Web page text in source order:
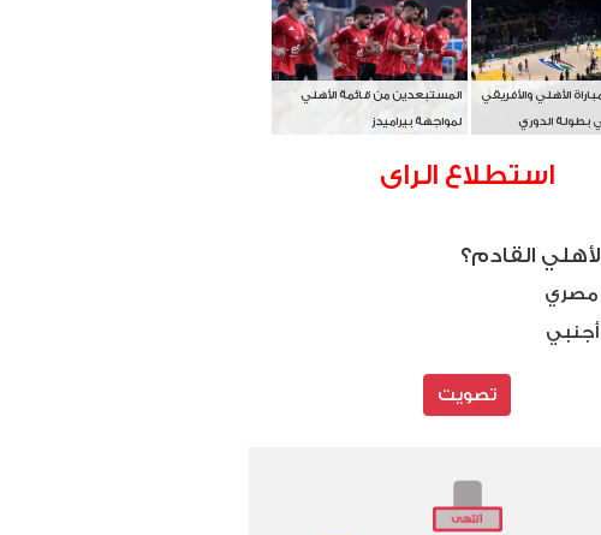
الأهلي والأفريقي
بطولة الدوري
المستبعدين من قائمة الأهلي
لمواجهة بيراميدز
استطلاع الراى
القادم؟
تصويت